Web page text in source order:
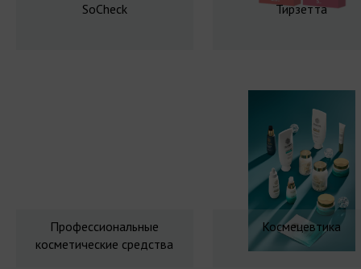
SoCheck Тирзетта
Профессиональные
косметические средства
Космецевтика